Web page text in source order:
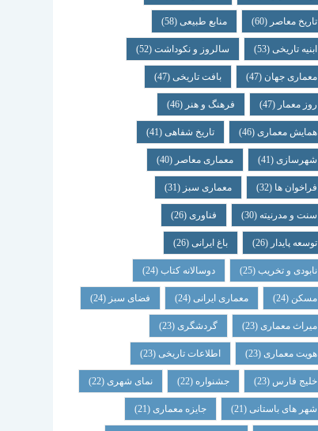
تاریخ معاصر (60) منابع طبیعی(58)
ابنیه تاریخی(53) سالروز و نکوداشت(52)
معماری جهان (47) بافت تاریخی(47)
روز معمار (47) فرهنگ و هنر (46)
همایش معماری(46) تاریخ شفاهی(41)
شهرسازی(41) معماری معاصر (40)
فراخوان ها (32) معماری سبز (31)
سنت و مدرنیته (30) فناوری(26)
توسعه پایدار (26) باغ ایرانی(26)
نابودی و تخریب(25) دوسالانه کتاب(24)
مسکن (24) معماری ایرانی(24) فضای سبز (24)
میراث معماری(23) گردشگری(23)
هویت معماری(23) اطلاعات تاریخی(23)
خلیج فارس (23) جشنواره (22) نمای شهری(22)
شهر های باستانی(21) جایزه معماری(21)